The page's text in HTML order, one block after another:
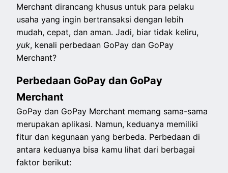
Merchant dirancang khusus untuk para pelaku
usaha yang ingin bertransaksi dengan lebih
mudah, cepat, dan aman. Jadi, biar tidak keliru,
yuk, kenali perbedaan GoPay dan GoPay
Merchant?
Perbedaan GoPay dan GoPay
Merchant
GoPay dan GoPay Merchant memang sama-sama
merupakan aplikasi. Namun, keduanya memiliki
fitur dan kegunaan yang berbeda. Perbedaan di
antara keduanya bisa kamu lihat dari berbagai
faktor berikut: